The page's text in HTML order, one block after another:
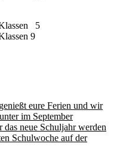
5
9
eure Ferien und wir
im September
neue Schuljahr werden
Schulwoche auf der